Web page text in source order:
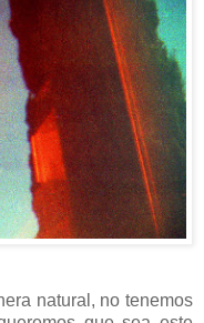
natural, no tenemos